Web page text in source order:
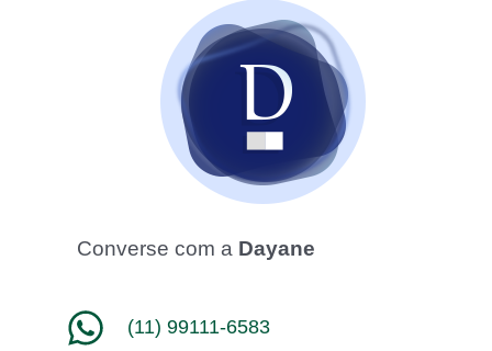
Converse com a Dayane
(11) 99111-6583